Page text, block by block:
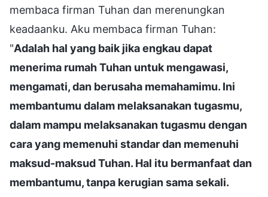
membaca firman Tuhan dan merenungkan
keadaanku. Aku membaca firman Tuhan:
"Adalah hal yang baik jika engkau dapat
menerima rumah Tuhan untuk mengawasi,
mengamati, dan berusaha memahamimu. Ini
membantumu dalam melaksanakan tugasmu,
dalam mampu melaksanakan tugasmu dengan
cara yang memenuhi standar dan memenuhi
maksud-maksud Tuhan. Hal itu bermanfaat dan
membantumu, tanpa kerugian sama sekali.